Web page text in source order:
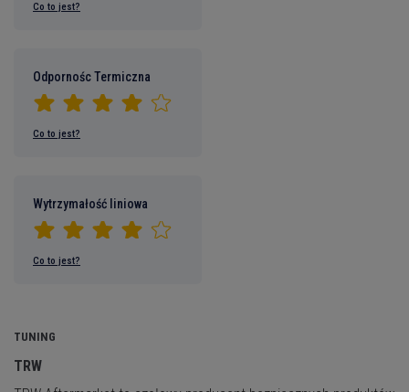
Co to jest?
Odpornośc Termiczna
Co to jest?
Wytrzymałość liniowa
Co to jest?
TUNING
TRW